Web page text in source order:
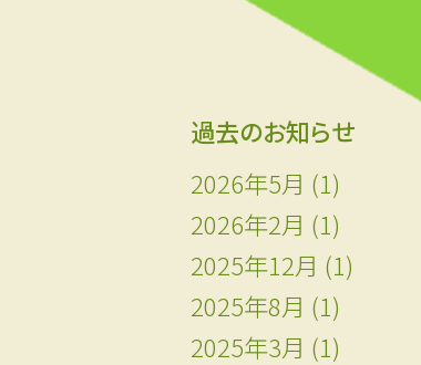
過去のお知らせ
2026年5月 (1)
2026年2月 (1)
2025年12月 (1)
2025年8月 (1)
2025年3月 (1)